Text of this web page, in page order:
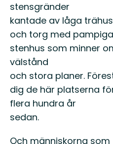
stens­grän­der
kan­tade av låga trähus
och torg med pampi­ga
sten­hus som min­ner
väl­stånd
och sto­ra plan­er.
dig de här plat­ser­na
flera hun­dra år
sedan.
Och män­nisko­r­na som